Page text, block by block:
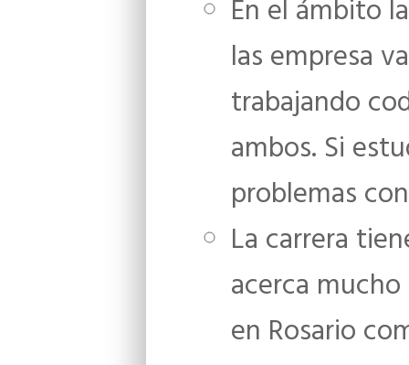
En el ámbito
las empresa
trabajando
ambos. Si
problemas
La carrera
acerca
en Rosario